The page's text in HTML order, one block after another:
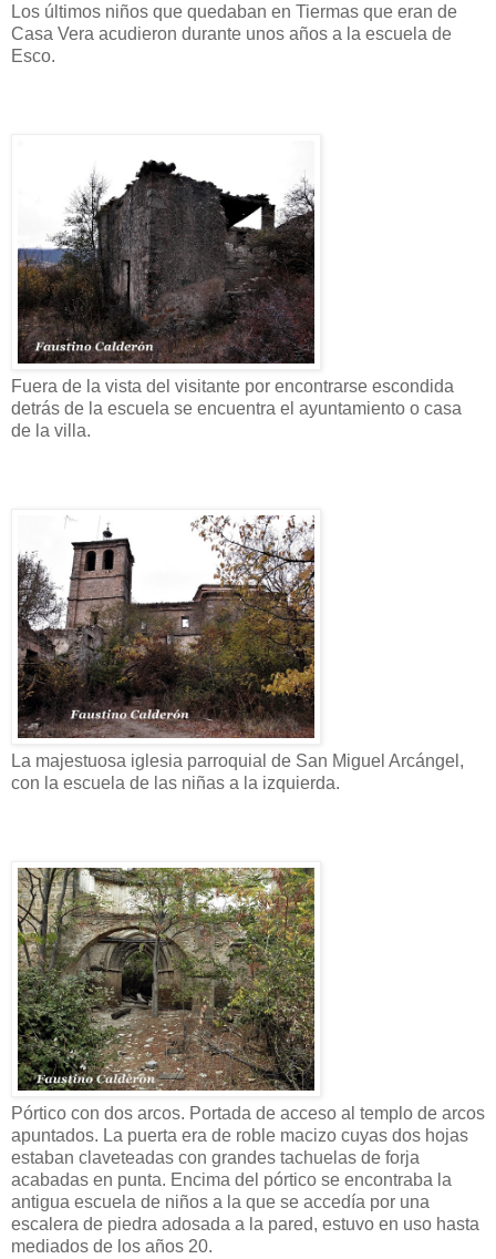
Los últimos niños que quedaban en Tiermas que eran de
Casa Vera acudieron durante unos años a la escuela de
Esco.
Fuera de la vista del visitante por encontrarse escondida
detrás de la escuela se encuentra el ayuntamiento o casa
de la villa.
La majestuosa iglesia parroquial de San Miguel Arcángel,
con la escuela de las niñas a la izquierda.
Pórtico con dos arcos. Portada de acceso al templo de arcos
apuntados. La puerta era de roble macizo cuyas dos hojas
estaban claveteadas con grandes tachuelas de forja
acabadas en punta. Encima del pórtico se encontraba la
antigua escuela de niños a la que se accedía por una
escalera de piedra adosada a la pared, estuvo en uso hasta
mediados de los años 20.